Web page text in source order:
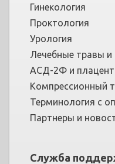
Гинекология
Проктология
Урология
Лечебные травы и
АСД-2Ф и
Компрессионный
Терминология с
Партнеры и
Служба